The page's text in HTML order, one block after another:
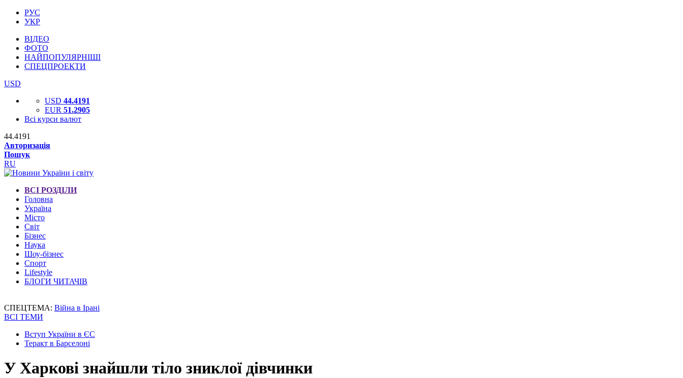
РУС
УКР
ВІДЕО
ФОТО
НАЙПОПУЛЯРНІШІ
СПЕЦПРОЕКТИ
USD
USD 44.4191
EUR 51.2905
Всі курси валют
44.4191
Авторизація
Пошук
RU
ВСІ РОЗДІЛИ
Головна
Україна
Місто
Світ
Бізнес
Наука
Шоу-бізнес
Спорт
Lifestyle
БЛОГИ ЧИТАЧІВ
СПЕЦТЕМА: Війна в Ірані
ВСІ ТЕМИ
Вступ України в ЄС
Теракт в Барселоні
У Харкові знайшли тіло зниклої дівчинки